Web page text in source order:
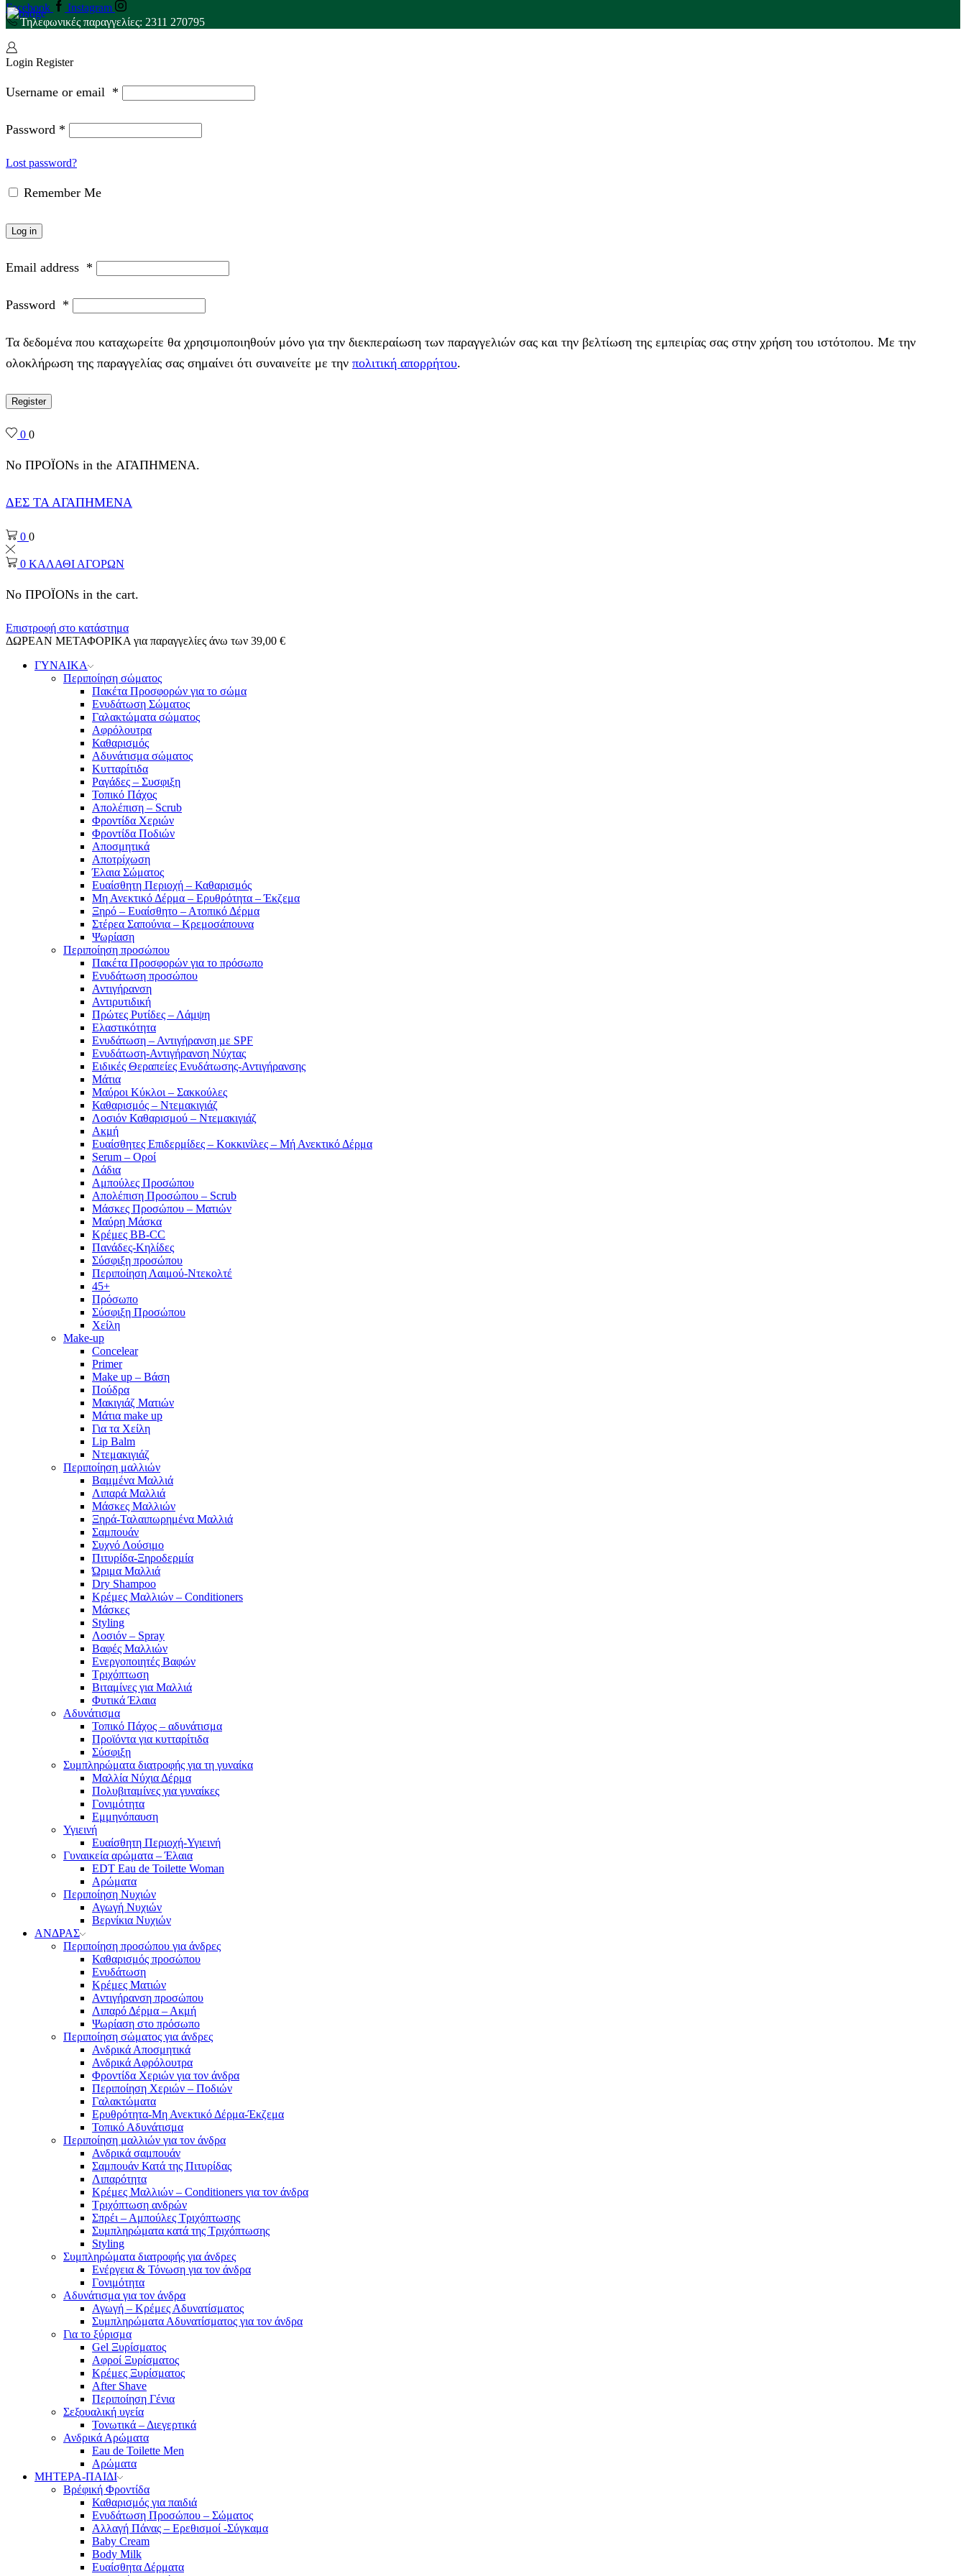
Facebook
Instagram
Τηλεφωνικές παραγγελίες: 2311 270795
Login Register
Username or email *
Password *
Lost password?
Remember Me
Log in
Email address *
Password *
Τα δεδομένα που καταχωρείτε θα χρησιμοποιηθούν μόνο για την διεκπεραίωση των παραγγελιών σας και την βελτίωση της εμπειρίας σας στην χρήση του ιστότοπου. Με την
ολοκλήρωση της παραγγελίας σας σημαίνει ότι συναινείτε με την πολιτική απορρήτου.
Register
0 0
No ΠΡΟΪΟΝs in the ΑΓΑΠΗΜΕΝΑ.
ΔΕΣ ΤΑ ΑΓΑΠΗΜΕΝΑ
0 0
0 ΚΑΛΑΘΙ ΑΓΟΡΩΝ
No ΠΡΟΪΟΝs in the cart.
Επιστροφή στο κατάστημα
ΔΩΡΕΑΝ ΜΕΤΑΦΟΡΙΚΑ για παραγγελίες άνω των 39,00 €
ΓΥΝΑΙΚΑ
Περιποίηση σώματος
Πακέτα Προσφορών για το σώμα
Ενυδάτωση Σώματος
Γαλακτώματα σώματος
Αφρόλουτρα
Καθαρισμός
Αδυνάτισμα σώματος
Κυτταρίτιδα
Ραγάδες – Συσφιξη
Τοπικό Πάχος
Απολέπιση – Scrub
Φροντίδα Χεριών
Φροντίδα Ποδιών
Αποσμητικά
Αποτρίχωση
Έλαια Σώματος
Ευαίσθητη Περιοχή – Καθαρισμός
Μη Ανεκτικό Δέρμα – Ερυθρότητα – Έκζεμα
Ξηρό – Ευαίσθητο – Ατοπικό Δέρμα
Στέρεα Σαπούνια – Κρεμοσάπουνα
Ψωρίαση
Περιποίηση προσώπου
Πακέτα Προσφορών για το πρόσωπο
Ενυδάτωση προσώπου
Αντιγήρανση
Αντιρυτιδική
Πρώτες Ρυτίδες – Λάμψη
Ελαστικότητα
Ενυδάτωση – Αντιγήρανση με SPF
Ενυδάτωση-Αντιγήρανση Νύχτας
Ειδικές Θεραπείες Ενυδάτωσης-Αντιγήρανσης
Μάτια
Μαύροι Κύκλοι – Σακκούλες
Καθαρισμός – Ντεμακιγιάζ
Λοσιόν Καθαρισμού – Ντεμακιγιάζ
Ακμή
Ευαίσθητες Επιδερμίδες – Κοκκινίλες – Μή Ανεκτικό Δέρμα
Serum – Οροί
Λάδια
Αμπούλες Προσώπου
Απολέπιση Προσώπου – Scrub
Μάσκες Προσώπου – Ματιών
Μαύρη Μάσκα
Κρέμες BB-CC
Πανάδες-Κηλίδες
Σύσφιξη προσώπου
Περιποίηση Λαιμού-Ντεκολτέ
45+
Πρόσωπο
Σύσφιξη Προσώπου
Χείλη
Make-up
Concelear
Primer
Make up – Βάση
Πούδρα
Μακιγιάζ Ματιών
Μάτια make up
Για τα Χείλη
Lip Balm
Ντεμακιγιάζ
Περιποίηση μαλλιών
Βαμμένα Μαλλιά
Λιπαρά Μαλλιά
Μάσκες Μαλλιών
Ξηρά-Ταλαιπωρημένα Μαλλιά
Σαμπουάν
Συχνό Λούσιμο
Πιτυρίδα-Ξηροδερμία
Ώριμα Μαλλιά
Dry Shampoo
Κρέμες Μαλλιών – Conditioners
Μάσκες
Styling
Λοσιόν – Spray
Βαφές Μαλλιών
Ενεργοποιητές Βαφών
Τριχόπτωση
Βιταμίνες για Μαλλιά
Φυτικά Έλαια
Αδυνάτισμα
Τοπικό Πάχος – αδυνάτισμα
Προϊόντα για κυτταρίτιδα
Σύσφιξη
Συμπληρώματα διατροφής για τη γυναίκα
Μαλλία Νύχια Δέρμα
Πολυβιταμίνες για γυναίκες
Γονιμότητα
Εμμηνόπαυση
Υγιεινή
Ευαίσθητη Περιοχή-Υγιεινή
Γυναικεία αρώματα – Έλαια
EDT Eau de Toilette Woman
Αρώματα
Περιποίηση Νυχιών
Αγωγή Νυχιών
Βερνίκια Νυχιών
ΑΝΔΡΑΣ
Περιποίηση προσώπου για άνδρες
Καθαρισμός προσώπου
Ενυδάτωση
Κρέμες Ματιών
Αντιγήρανση προσώπου
Λιπαρό Δέρμα – Ακμή
Ψωρίαση στο πρόσωπο
Περιποίηση σώματος για άνδρες
Ανδρικά Αποσμητικά
Ανδρικά Αφρόλουτρα
Φροντίδα Χεριών για τον άνδρα
Περιποίηση Χεριών – Ποδιών
Γαλακτώματα
Ερυθρότητα-Μη Ανεκτικό Δέρμα-Έκζεμα
Τοπικό Αδυνάτισμα
Περιποίηση μαλλιών για τον άνδρα
Ανδρικά σαμπουάν
Σαμπουάν Κατά της Πιτυρίδας
Λιπαρότητα
Κρέμες Μαλλιών – Conditioners για τον άνδρα
Τριχόπτωση ανδρών
Σπρέι – Αμπούλες Τριχόπτωσης
Συμπληρώματα κατά της Τριχόπτωσης
Styling
Συμπληρώματα διατροφής για άνδρες
Ενέργεια & Τόνωση για τον άνδρα
Γονιμότητα
Αδυνάτισμα για τον άνδρα
Αγωγή – Κρέμες Αδυνατίσματος
Συμπληρώματα Αδυνατίσματος για τον άνδρα
Για το ξύρισμα
Gel Ξυρίσματος
Αφροί Ξυρίσματος
Κρέμες Ξυρίσματος
After Shave
Περιποίηση Γένια
Σεξουαλική υγεία
Τονωτικά – Διεγερτικά
Ανδρικά Αρώματα
Eau de Toilette Men
Αρώματα
ΜΗΤΕΡΑ-ΠΑΙΔΙ
Βρέφική Φροντίδα
Καθαρισμός για παιδιά
Ενυδάτωση Προσώπου – Σώματος
Αλλαγή Πάνας – Ερεθισμοί -Σύγκαμα
Baby Cream
Body Milk
Ευαίσθητα Δέρματα